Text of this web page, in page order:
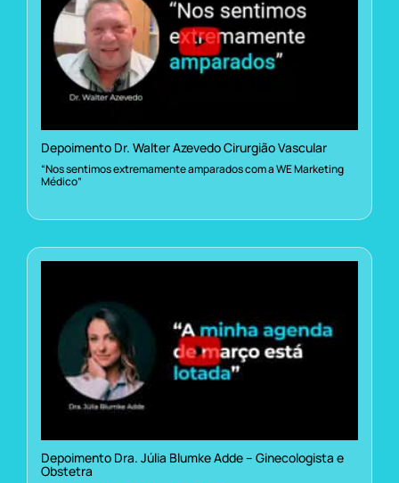
Depoimento Dr. Walter Azevedo Cirurgião Vascular
“Nos sentimos extremamente amparados com a WE Marketing
Médico”
Depoimento Dra. Júlia Blumke Adde – Ginecologista e
Obstetra